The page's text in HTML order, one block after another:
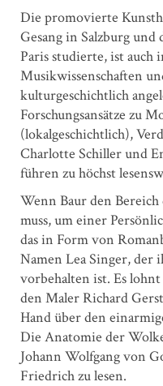
Die promovierte
Gesang in Salzburg
Paris studierte, ist
Musikwissenschaften
kulturgeschichtlich
Forschungsansätze zu
(lokalgeschichtlich),
Charlotte Schiller und
führen zu höchst
Wenn Baur den
muss, um einer
das in Form von
Namen Lea Singer,
vorbehalten ist. Es
den Maler Richard
Hand über den
Die Anatomie der
Johann Wolfgang von
Friedrich zu lesen.